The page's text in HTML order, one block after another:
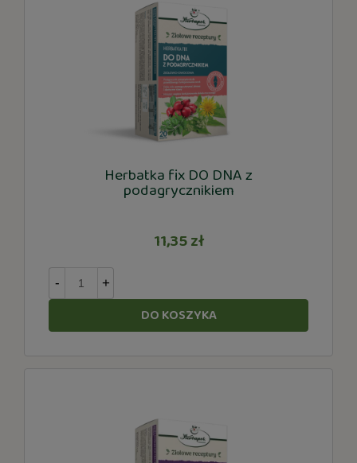
Herbatka fix DO DNA z
podagrycznikiem
11,35 zł
- +
DO KOSZYKA